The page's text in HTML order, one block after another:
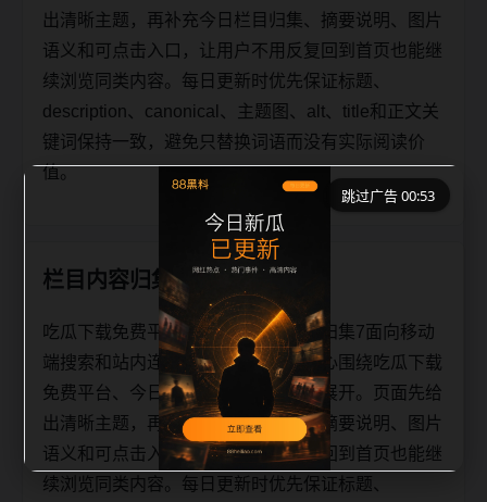
出清晰主题，再补充今日栏目归集、摘要说明、图片
语义和可点击入口，让用户不用反复回到首页也能继
续浏览同类内容。每日更新时优先保证标题、
description、canonical、主题图、alt、title和正文关
键词保持一致，避免只替换词语而没有实际阅读价
值。
栏目内容归集
吃瓜下载免费平台今日吃瓜今日栏目归集7面向移动
端搜索和站内连续阅读场景整理，核心围绕吃瓜下载
免费平台、今日吃瓜和相关长尾需求展开。页面先给
出清晰主题，再补充今日栏目归集、摘要说明、图片
语义和可点击入口，让用户不用反复回到首页也能继
续浏览同类内容。每日更新时优先保证标题、
跳过广告 00:53